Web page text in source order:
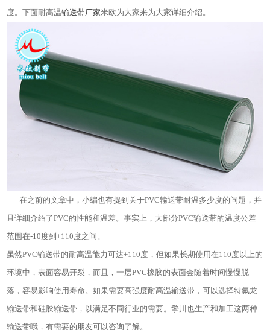
度。下面耐高温输送带厂家米欧为大家来为大家详细介绍。
在之前的文章中，小编也有提到关于PVC输送带耐温多少度的问题，并
且详细介绍了PVC的性能和温差。事实上，大部分PVC输送带的温度公差
范围在-10度到+110度之间。
虽然PVC输送带的耐高温能力可达+110度，但如果长期使用在110度以上的
环境中，表面容易开裂，而且，一层PVC橡胶的表面会随着时间慢慢脱
落，容易影响使用寿命。如果需要高强度耐高温输送带，可以选择特氟龙
输送带和硅胶输送带，以满足不同行业的需要。擎川也生产和加工这两种
输送带哦，有需要的朋友可以咨询了解。